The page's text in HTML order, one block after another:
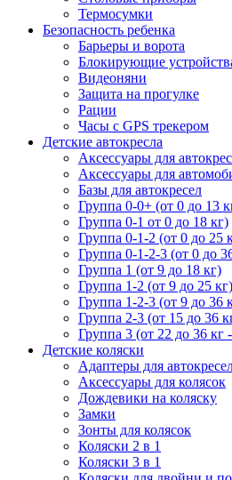
Термосумки
Безопасность ребенка
Барьеры и ворота
Блокирующие
Видеоняни
Защита на прогулке
Рации
Часы с GPS трекером
Детские автокресла
Аксессуары для
Аксессуары для
Базы для автокресел
Группа 0-0+ (от 0 до 13
Группа 0-1 от 0 до 18 кг)
Группа 0-1-2 (от 0 до 25
Группа 0-1-2-3 (от 0 до
Группа 1 (от 9 до 18 кг)
Группа 1-2 (от 9 до 25 кг)
Группа 1-2-3 (от 9 до 36
Группа 2-3 (от 15 до 36
Группа 3 (от 22 до 36 кг
Детские коляски
Адаптеры для
Аксессуары для колясок
Дождевики на коляску
Замки
Зонты для колясок
Коляски 2 в 1
Коляски 3 в 1